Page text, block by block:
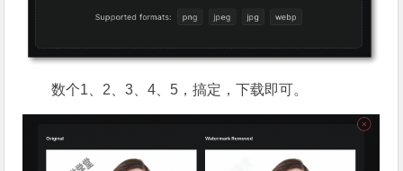
数个1、2、3、4、5，搞定，下载即可。